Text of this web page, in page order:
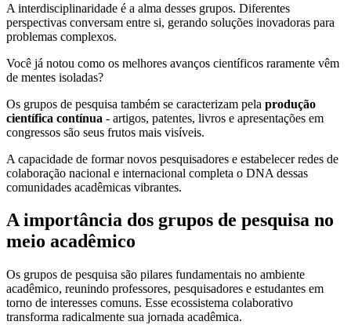
A interdisciplinaridade é a alma desses grupos. Diferentes
perspectivas conversam entre si, gerando soluções inovadoras para
problemas complexos.
Você já notou como os melhores avanços científicos raramente vêm
de mentes isoladas?
Os grupos de pesquisa também se caracterizam pela produção
científica contínua - artigos, patentes, livros e apresentações em
congressos são seus frutos mais visíveis.
A capacidade de formar novos pesquisadores e estabelecer redes de
colaboração nacional e internacional completa o DNA dessas
comunidades acadêmicas vibrantes.
A importância dos grupos de pesquisa no
meio acadêmico
Os grupos de pesquisa são pilares fundamentais no ambiente
acadêmico, reunindo professores, pesquisadores e estudantes em
torno de interesses comuns. Esse ecossistema colaborativo
transforma radicalmente sua jornada acadêmica.